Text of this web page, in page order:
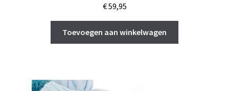
€59,95
Toevoegen aan winkelwagen